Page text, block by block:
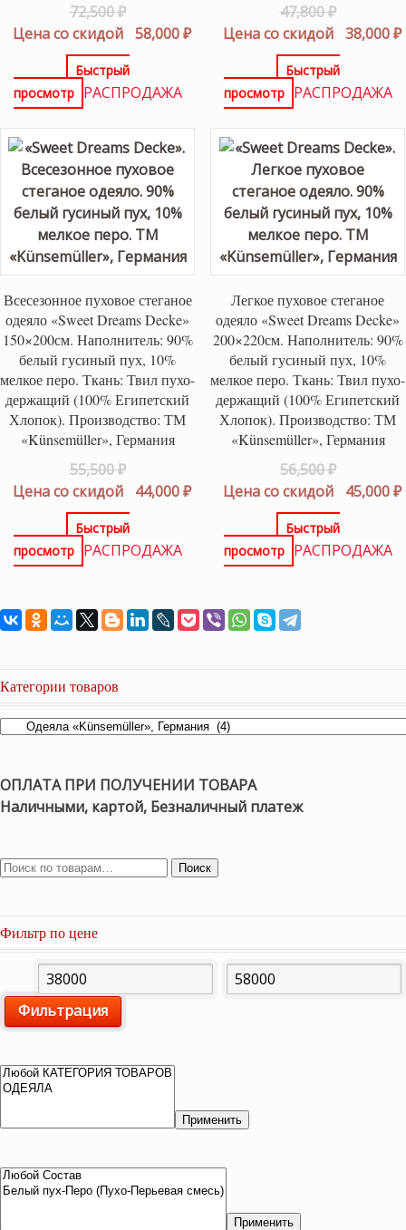
72,500₽Первоначальная
цена
составляла
72,500 ₽.
Цена со скидой 58,000₽Текущая
58,000 ₽.
Быстрый
просмотр
РАСПРОДАЖА
47,800₽
цена
47,800 ₽.
Цена со скидой 38,000₽
Быстрый
просмотр
РАСПРОДАЖА
Всесезонное пуховое стеганое
одеяло «Sweet Dreams Decke»
150×200см. Наполнитель: 90%
белый гусиный пух, 10%
мелкое перо. Ткань: Твил пухо-
держащий (100% Египетский
Хлопок). Производство: ТМ
«Künsemüller», Германия
55,500₽Первоначальная
цена
составляла
55,500 ₽.
Цена со скидой 44,000₽Текущая
44,000 ₽.
Быстрый
просмотр
РАСПРОДАЖА
Легкое пуховое стеганое
одеяло «Sweet Dreams Decke»
200×220см. Наполнитель: 90%
белый гусиный пух, 10%
мелкое перо. Ткань: Твил пухо-
держащий (100% Египетский
Хлопок). Производство: ТМ
«Künsemüller», Германия
56,500₽
цена
56,500 ₽.
Цена со скидой 45,000₽
Быстрый
просмотр
РАСПРОДАЖА
Категории товаров
ОПЛАТА ПРИ ПОЛУЧЕНИИ ТОВАРА
Наличными, картой, Безналичный платеж
Поиск
Фильтр по цене
Минимальная
цена
Максимальная
Фильтрация
Применить
Применить